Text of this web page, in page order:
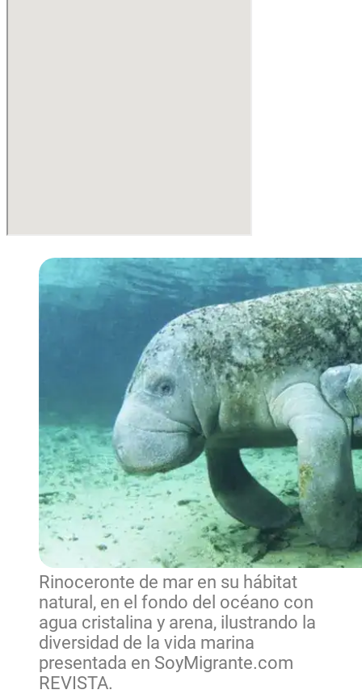
Rinoceronte de mar en su hábitat
natural, en el fondo del océano con
agua cristalina y arena, ilustrando la
diversidad de la vida marina
presentada en SoyMigrante.com
REVISTA.